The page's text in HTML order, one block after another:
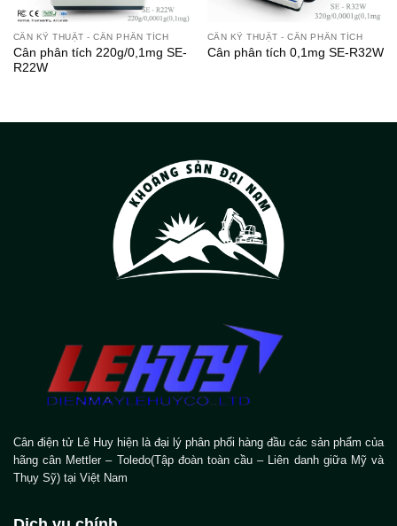
CÂN KỸ THUẬT - CÂN PHÂN TÍCH
Cân phân tích 220g/0,1mg SE-
R22W
CÂN KỸ THUẬT - CÂN PHÂN TÍCH
Cân phân tích 0,1mg SE-R32W
Cân điện tử Lê Huy hiện là đại lý phân phối hàng đầu các sản phẩm của
hãng cân Mettler – Toledo(Tập đoàn toàn cầu – Liên danh giữa Mỹ và
Thụy Sỹ) tại Việt Nam